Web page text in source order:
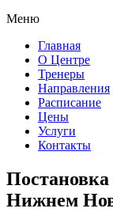
Меню
Главная
О Центре
Тренеры
Направления
Расписание
Цены
Услуги
Контакты
Постановка
Нижнем